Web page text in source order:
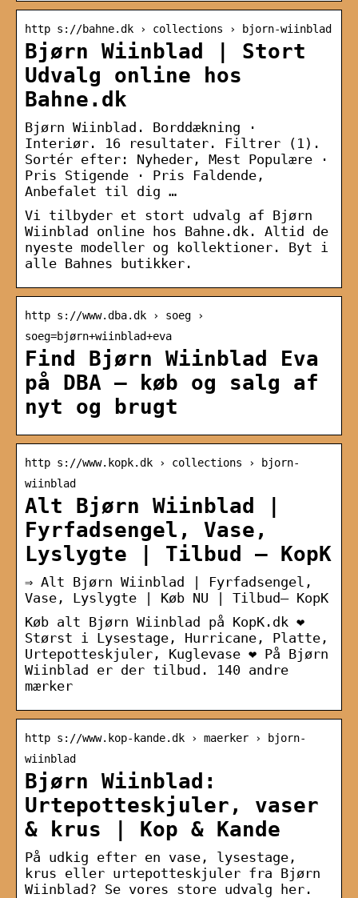
http s://bahne.dk › collections › bjorn-wiinblad
Bjørn Wiinblad | Stort
Udvalg online hos
Bahne.dk
Bjørn Wiinblad. Borddækning ·
Interiør. 16 resultater. Filtrer (1).
Sortér efter: Nyheder, Mest Populære ·
Pris Stigende · Pris Faldende,
Anbefalet til dig …
Vi tilbyder et stort udvalg af Bjørn
Wiinblad online hos Bahne.dk. Altid de
nyeste modeller og kollektioner. Byt i
alle Bahnes butikker.
http s://www.dba.dk › soeg ›
soeg=bjørn+wiinblad+eva
Find Bjørn Wiinblad Eva
på DBA – køb og salg af
nyt og brugt
http s://www.kopk.dk › collections › bjorn-
wiinblad
Alt Bjørn Wiinblad |
Fyrfadsengel, Vase,
Lyslygte | Tilbud – KopK
⇒ Alt Bjørn Wiinblad | Fyrfadsengel,
Vase, Lyslygte | Køb NU | Tilbud– KopK
Køb alt Bjørn Wiinblad på KopK.dk ❤
Størst i Lysestage, Hurricane, Platte,
Urtepotteskjuler, Kuglevase ❤ På Bjørn
Wiinblad er der tilbud. 140 andre
mærker
http s://www.kop-kande.dk › maerker › bjorn-
wiinblad
Bjørn Wiinblad:
Urtepotteskjuler, vaser
& krus | Kop & Kande
På udkig efter en vase, lysestage,
krus eller urtepotteskjuler fra Bjørn
Wiinblad? Se vores store udvalg her.